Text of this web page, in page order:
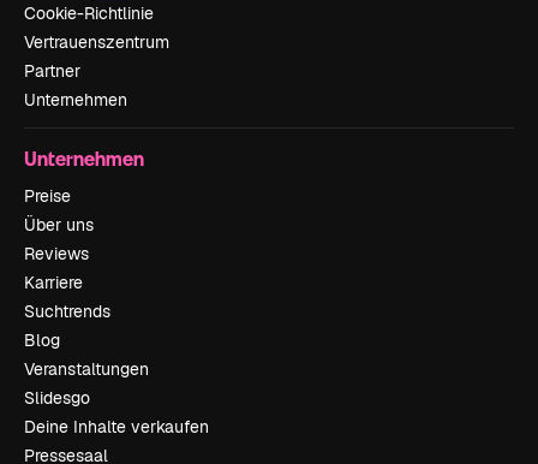
Cookie-Richtlinie
Vertrauenszentrum
Partner
Unternehmen
Unternehmen
Preise
Über uns
Reviews
Karriere
Suchtrends
Blog
Veranstaltungen
Slidesgo
Deine Inhalte verkaufen
Pressesaal